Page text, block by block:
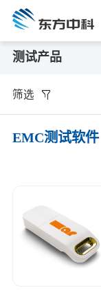
测试产品
筛选
EMC测试软件